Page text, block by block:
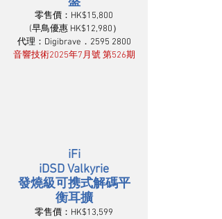
零售價：HK$15,800
(早鳥優惠 HK$12,980）
代理：Digibrave．2595 2800
音響技術2025年7月號 第526期
iFi
iDSD Valkyrie
發燒級可携式解碼平
衡耳擴
零售價：HK$13,599